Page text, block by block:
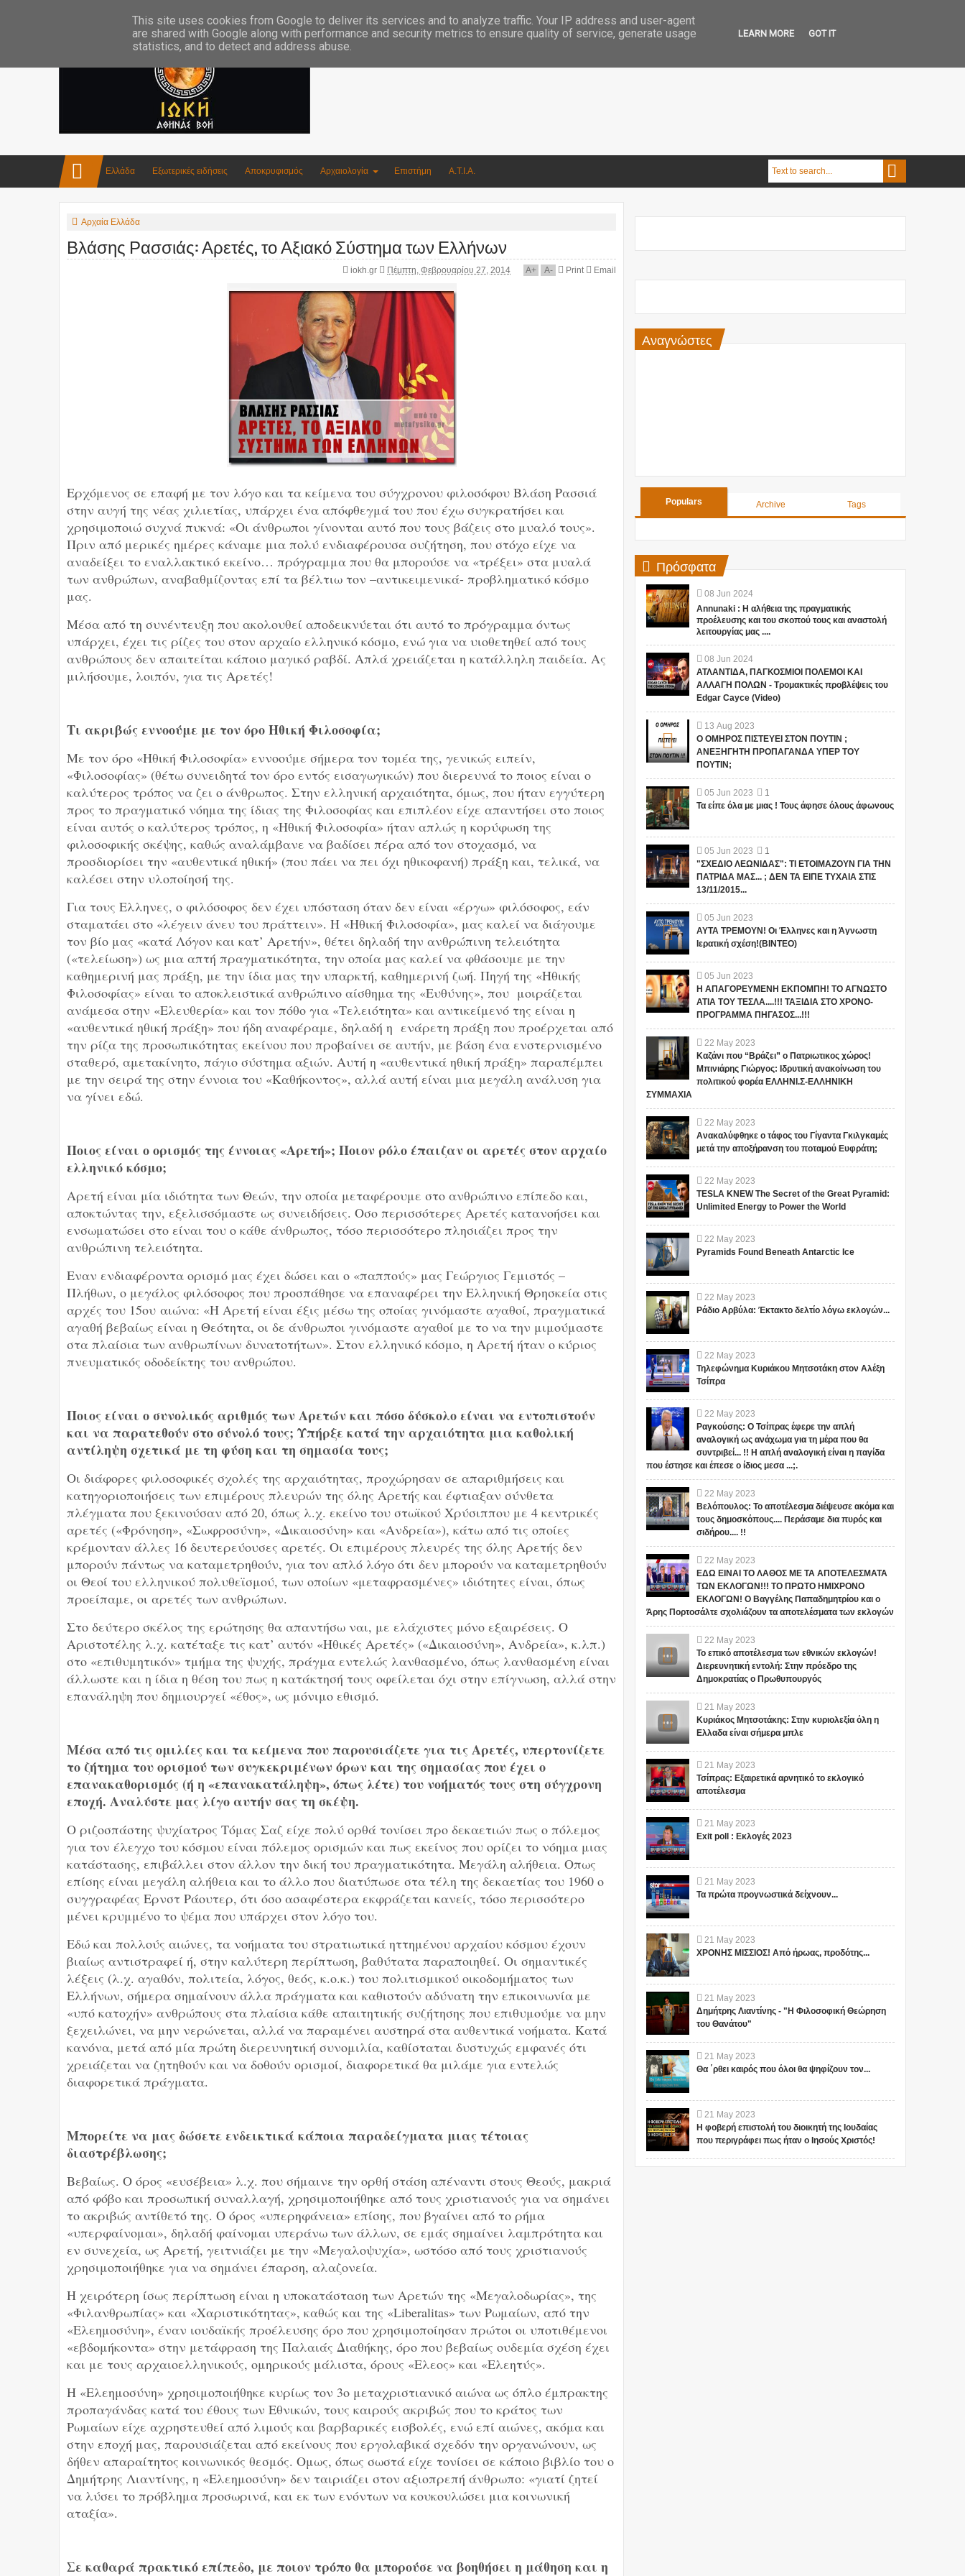
Ελλάδα Εξωτερικές ειδήσεις Αποκρυφισμός Αρχαιολογία Επιστήμη Α.Τ.Ι.Α.
Αρχαία Ελλάδα
Βλάσης Ρασσιάς: Αρετές, το Αξιακό Σύστημα των Ελλήνων
iokh.gr Πέμπτη, Φεβρουαρίου 27, 2014 A+ A- Print Email
Ερχόμενος σε επαφή με τον λόγο και τα κείμενα του σύγχρονου φιλοσόφου Βλάση Ρασσιά
στην αυγή της νέας χιλιετίας, υπάρχει ένα απόφθεγμά του που έχω συγκρατήσει και
χρησιμοποιώ συχνά πυκνά: «Οι άνθρωποι γίνονται αυτό που τους βάζεις στο μυαλό τους».
Πριν από μερικές ημέρες κάναμε μια πολύ ενδιαφέρουσα συζήτηση, που στόχο είχε να
αναδείξει το εναλλακτικό εκείνο… πρόγραμμα που θα μπορούσε να «τρέξει» στα μυαλά
των ανθρώπων, αναβαθμίζοντας επί τα βέλτιω τον –αντικειμενικά- προβληματικό κόσμο
μας.
Μέσα από τη συνέντευξη που ακολουθεί αποδεικνύεται ότι αυτό το πρόγραμμα όντως
υπάρχει, έχει τις ρίζες του στον αρχαίο ελληνικό κόσμο, ενώ για να υιοθετηθεί από τους
ανθρώπους δεν απαιτείται κάποιο μαγικό ραβδί. Απλά χρειάζεται η κατάλληλη παιδεία. Ας
μιλήσουμε, λοιπόν, για τις Αρετές!
Τι ακριβώς εννοούμε με τον όρο Ηθική Φιλοσοφία;
Με τον όρο «Ηθική Φιλοσοφία» εννοούμε σήμερα τον τομέα της, γενικώς ειπείν,
«Φιλοσοφίας» (θέτω συνειδητά τον όρο εντός εισαγωγικών) που διερευνά το ποιος είναι ο
καλύτερος τρόπος να ζει ο άνθρωπος. Στην ελληνική αρχαιότητα, όμως, που ήταν εγγύτερη
προς το πραγματικό νόημα της ίδιας της Φιλοσοφίας και επιπλέον είχε απαντήσει στο ποιος
είναι αυτός ο καλύτερος τρόπος, η «Ηθική Φιλοσοφία» ήταν απλώς η κορύφωση της
φιλοσοφικής σκέψης, καθώς αναλάμβανε να βαδίσει πέρα από τον στοχασμό, να
προσδιορίσει την «αυθεντικά ηθική» (που πάει να πει όχι ηθικοφανή) πράξη και, τελικά, να
καλέσει στην υλοποίησή της.
Για τους Ελληνες, ο φιλόσοφος δεν έχει υπόσταση όταν δεν είναι «έργω» φιλόσοφος, εάν
σταματάει στο «λέγειν άνευ του πράττειν». Η «Ηθική Φιλοσοφία», μας καλεί να διάγουμε
τον βίο μας «κατά Λόγον και κατ’ Αρετήν», θέτει δηλαδή την ανθρώπινη τελειότητα
(«τελείωση») ως μια απτή πραγματικότητα, την οποία μας καλεί να φθάσουμε με την
καθημερινή μας πράξη, με την ίδια μας την υπαρκτή, καθημερινή ζωή. Πηγή της «Ηθικής
Φιλοσοφίας» είναι το αποκλειστικά ανθρώπινο αίσθημα της «Ευθύνης», που μοιράζεται
ανάμεσα στην «Ελευθερία» και τον πόθο για «Τελειότητα» και αντικείμενό της είναι η
«αυθεντικά ηθική πράξη» που ήδη αναφέραμε, δηλαδή η ενάρετη πράξη που προέρχεται από
την ρίζα της προσωπικότητας εκείνου που προβαίνει σε αυτήν, με βάση ένα ενστερνισμένο
σταθερό, αμετακίνητο, πάγιο σύστημα αξιών. Αυτή η «αυθεντικά ηθική πράξη» παραπέμπει
με την σειρά της στην έννοια του «Καθήκοντος», αλλά αυτή είναι μια μεγάλη ανάλυση για
να γίνει εδώ.
Ποιος είναι ο ορισμός της έννοιας «Αρετή»; Ποιον ρόλο έπαιζαν οι αρετές στον αρχαίο
ελληνικό κόσμο;
Αρετή είναι μία ιδιότητα των Θεών, την οποία μεταφέρουμε στο ανθρώπινο επίπεδο και,
αποκτώντας την, εξελισσόμαστε ως συνειδήσεις. Οσο περισσότερες Αρετές κατανοήσει και
ενσωματώσει στο είναι του ο κάθε άνθρωπος, τόσο περισσότερο πλησιάζει προς την
ανθρώπινη τελειότητα.
Εναν ενδιαφέροντα ορισμό μας έχει δώσει και ο «παππούς» μας Γεώργιος Γεμιστός –
Πλήθων, ο μεγάλος φιλόσοφος που προσπάθησε να επαναφέρει την Ελληνική Θρησκεία στις
αρχές του 15ου αιώνα: «Η Αρετή είναι έξις μέσω της οποίας γινόμαστε αγαθοί, πραγματικά
αγαθή βεβαίως είναι η Θεότητα, οι δε άνθρωποι γινόμαστε αγαθοί με το να την μιμούμαστε
στα πλαίσια των ανθρωπίνων δυνατοτήτων». Στον ελληνικό κόσμο, η Αρετή ήταν ο κύριος
πνευματικός οδοδείκτης του ανθρώπου.
Ποιος είναι ο συνολικός αριθμός των Αρετών και πόσο δύσκολο είναι να εντοπιστούν
και να παρατεθούν στο σύνολό τους; Υπήρξε κατά την αρχαιότητα μια καθολική
αντίληψη σχετικά με τη φύση και τη σημασία τους;
Οι διάφορες φιλοσοφικές σχολές της αρχαιότητας, προχώρησαν σε απαριθμήσεις και
κατηγοριοποιήσεις των επιμέρους πλευρών της όλης Αρετής και έφτιαξαν σύνθετα
πλέγματα που ξεκινούσαν από 20, όπως λ.χ. εκείνο του στωϊκού Χρύσιππου με 4 κεντρικές
αρετές («Φρόνηση», «Σωφροσύνη», «Δικαιοσύνη» και «Ανδρεία»), κάτω από τις οποίες
κρέμονταν άλλες 16 δευτερεύουσες αρετές. Οι επιμέρους πλευρές της όλης Αρετής δεν
μπορούν πάντως να καταμετρηθούν, για τον απλό λόγο ότι δεν μπορούν να καταμετρηθούν
οι Θεοί του ελληνικού πολυθεϊσμού, των οποίων «μεταφρασμένες» ιδιότητες είναι, όπως
προείπαμε, οι αρετές των ανθρώπων.
Στο δεύτερο σκέλος της ερώτησης θα απαντήσω ναι, με ελάχιστες μόνο εξαιρέσεις. Ο
Αριστοτέλης λ.χ. κατέταξε τις κατ’ αυτόν «Ηθικές Αρετές» («Δικαιοσύνη», Ανδρεία», κ.λπ.)
στο «επιθυμητικόν» τμήμα της ψυχής, πράγμα εντελώς λανθασμένο, όπως λανθασμένη είναι
άλλωστε και η ίδια η θέση του πως η κατάκτησή τους οφείλεται όχι στην επίγνωση, αλλά στην
επανάληψη που δημιουργεί «έθος», ως μόνιμο εθισμό.
Μέσα από τις ομιλίες και τα κείμενα που παρουσιάζετε για τις Αρετές, υπερτονίζετε
το ζήτημα του ορισμού των συγκεκριμένων όρων και της σημασίας που έχει ο
επανακαθορισμός (ή η «επανακατάληψη», όπως λέτε) του νοήματός τους στη σύγχρονη
εποχή. Αναλύστε μας λίγο αυτήν σας τη σκέψη.
Ο ριζοσπάστης ψυχίατρος Τόμας Σαζ είχε πολύ ορθά τονίσει προ δεκαετιών πως ο πόλεμος
για τον έλεγχο του κόσμου είναι πόλεμος ορισμών και πως εκείνος που ορίζει το νόημα μιας
κατάστασης, επιβάλλει στον άλλον την δική του πραγματικότητα. Μεγάλη αλήθεια. Οπως
επίσης είναι μεγάλη αλήθεια και το άλλο που διατύπωσε στα τέλη της δεκαετίας του 1960 ο
συγγραφέας Ερνστ Ράουτερ, ότι όσο ασαφέστερα εκφράζεται κανείς, τόσο περισσότερο
μένει κρυμμένο το ψέμα που υπάρχει στον λόγο του.
Εδώ και πολλούς αιώνες, τα νοήματα του στρατιωτικά ηττημένου αρχαίου κόσμου έχουν
βιαίως αντιστραφεί ή, στην καλύτερη περίπτωση, βαθύτατα παραποιηθεί. Οι σημαντικές
λέξεις (λ.χ. αγαθόν, πολιτεία, λόγος, θεός, κ.ο.κ.) του πολιτισμικού οικοδομήματος των
Ελλήνων, σήμερα σημαίνουν άλλα πράγματα και καθιστούν αδύνατη την επικοινωνία με
«υπό κατοχήν» ανθρώπους στα πλαίσια κάθε απαιτητικής συζήτησης που επιθυμούμε να μην
ξεχειλώνει, να μην νερώνεται, αλλά να παραμένει αυστηρά στα αυθεντικά νοήματα. Κατά
κανόνα, μετά από μία πρώτη διερευνητική συνομιλία, καθίσταται δυστυχώς εμφανές ότι
χρειάζεται να ζητηθούν και να δοθούν ορισμοί, διαφορετικά θα μιλάμε για εντελώς
διαφορετικά πράγματα.
Μπορείτε να μας δώσετε ενδεικτικά κάποια παραδείγματα μιας τέτοιας
διαστρέβλωσης;
Βεβαίως. Ο όρος «ευσέβεια» λ.χ. που σήμαινε την ορθή στάση απέναντι στους Θεούς, μακριά
από φόβο και προσωπική συναλλαγή, χρησιμοποιήθηκε από τους χριστιανούς για να σημάνει
το ακριβώς αντίθετό της. Ο όρος «υπερηφάνεια» επίσης, που βγαίνει από το ρήμα
«υπερφαίνομαι», δηλαδή φαίνομαι υπεράνω των άλλων, σε εμάς σημαίνει λαμπρότητα και
εν συνεχεία, ως Αρετή, γειτνιάζει με την «Μεγαλοψυχία», ωστόσο από τους χριστιανούς
χρησιμοποιήθηκε για να σημάνει έπαρση, αλαζονεία.
Η χειρότερη ίσως περίπτωση είναι η υποκατάσταση των Αρετών της «Μεγαλοδωρίας», της
«Φιλανθρωπίας» και «Χαριστικότητας», καθώς και της «Liberalitas» των Ρωμαίων, από την
«Ελεημοσύνη», έναν ιουδαϊκής προέλευσης όρο που χρησιμοποίησαν πρώτοι οι υποτιθέμενοι
«εβδομήκοντα» στην μετάφραση της Παλαιάς Διαθήκης, όρο που βεβαίως ουδεμία σχέση έχει
και με τους αρχαιοελληνικούς, ομηρικούς μάλιστα, όρους «Ελεος» και «Ελεητύς».
Η «Ελεημοσύνη» χρησιμοποιήθηκε κυρίως τον 3ο μεταχριστιανικό αιώνα ως όπλο έμπρακτης
προπαγάνδας κατά του έθους των Εθνικών, τους καιρούς ακριβώς που το κράτος των
Ρωμαίων είχε αχρηστευθεί από λιμούς και βαρβαρικές εισβολές, ενώ επί αιώνες, ακόμα και
στην εποχή μας, παρουσιάζεται από εκείνους που εργολαβικά σχεδόν την οργανώνουν, ως
δήθεν απαραίτητος κοινωνικός θεσμός. Ομως, όπως σωστά είχε τονίσει σε κάποιο βιβλίο του ο
Δημήτρης Λιαντίνης, η «Ελεημοσύνη» δεν ταιριάζει στον αξιοπρεπή άνθρωπο: «γιατί ζητεί
να λύσει το πρόβλημα προσωρινά, και εκ των ενόντων να κουκουλώσει μια κοινωνική
αταξία».
Σε καθαρά πρακτικό επίπεδο, με ποιον τρόπο θα μπορούσε να βοηθήσει η μάθηση και η
Αναγνώστες
Populars Archive Tags
Πρόσφατα
08 Jun 2024
Annunaki : Η αλήθεια της πραγματικής
προέλευσης και του σκοπού τους και αναστολή
λειτουργίας μας ....
08 Jun 2024
ΑΤΛΑΝΤΙΔΑ, ΠΑΓΚΟΣΜΙΟΙ ΠΟΛΕΜΟΙ ΚΑΙ
ΑΛΛΑΓΗ ΠΟΛΩΝ - Τρομακτικές προβλέψεις του
Edgar Cayce (Video)
13 Aug 2023
Ο ΟΜΗΡΟΣ ΠΙΣΤΕΥΕΙ ΣΤΟΝ ΠΟΥΤΙΝ ;
ΑΝΕΞΗΓΗΤΗ ΠΡΟΠΑΓΑΝΔΑ ΥΠΕΡ ΤΟΥ
ΠΟΥΤΙΝ;
05 Jun 2023
1
Τα είπε όλα με μιας ! Τους άφησε όλους άφωνους
05 Jun 2023
1
"ΣΧΕΔΙΟ ΛΕΩΝΙΔΑΣ": ΤΙ ΕΤΟΙΜΑΖΟΥΝ ΓΙΑ ΤΗΝ
ΠΑΤΡΙΔΑ ΜΑΣ... ; ΔΕΝ ΤΑ ΕΙΠΕ ΤΥΧΑΙΑ ΣΤΙΣ
13/11/2015...
05 Jun 2023
ΑΥΤΑ ΤΡΕΜΟΥΝ! Οι Έλληνες και η Άγνωστη
Ιερατική σχέση!(ΒΙΝΤΕΟ)
05 Jun 2023
Η ΑΠΑΓΟΡΕΥΜΕΝΗ ΕΚΠΟΜΠΗ! ΤΟ ΑΓΝΩΣΤΟ
ΑΤΙΑ ΤΟΥ ΤΕΣΛΑ....!!! ΤΑΞΙΔΙΑ ΣΤΟ ΧΡΟΝΟ-
ΠΡΟΓΡΑΜΜΑ ΠΗΓΑΣΟΣ...!!!
22 May 2023
Καζάνι που “Βράζει” ο Πατριωτικος χώρος!
Μπινιάρης Γιώργος: Ιδρυτική ανακοίνωση του
πολιτικού φορέα ΕΛΛΗΝΙ.Σ-ΕΛΛΗΝΙΚΗ
ΣΥΜΜΑΧΙΑ
22 May 2023
Ανακαλύφθηκε ο τάφος του Γίγαντα Γκιλγκαμές
μετά την αποξήρανση του ποταμού Ευφράτη;
22 May 2023
TESLA KNEW The Secret of the Great Pyramid:
Unlimited Energy to Power the World
22 May 2023
Pyramids Found Beneath Antarctic Ice
22 May 2023
Ράδιο Αρβύλα: Έκτακτο δελτίο λόγω εκλογών...
22 May 2023
Τηλεφώνημα Κυριάκου Μητσοτάκη στον Αλέξη
Τσίπρα
22 May 2023
Ραγκούσης: Ο Τσίπρας έφερε την απλή
αναλογική ως ανάχωμα για τη μέρα που θα
συντριβεί... !! Η απλή αναλογική είναι η παγίδα
που έστησε και έπεσε ο ίδιος μεσα ...;.
22 May 2023
Βελόπουλος: Το αποτέλεσμα διέψευσε ακόμα και
τους δημοσκόπους.... Περάσαμε δια πυρός και
σιδήρου.... !!
22 May 2023
ΕΔΩ ΕΙΝΑΙ ΤΟ ΛΑΘΟΣ ΜΕ ΤΑ ΑΠΟΤΕΛΕΣΜΑΤΑ
ΤΩΝ ΕΚΛΟΓΩΝ!!! ΤΟ ΠΡΩΤΟ ΗΜΙΧΡΟΝΟ
ΕΚΛΟΓΩΝ! Ο Βαγγέλης Παπαδημητρίου και ο
Άρης Πορτοσάλτε σχολιάζουν τα αποτελέσματα των εκλογών
22 May 2023
Το επικό αποτέλεσμα των εθνικών εκλογών!
Διερευνητική εντολή: Στην πρόεδρο της
Δημοκρατίας ο Πρωθυπουργός
21 May 2023
Κυριάκος Μητσοτάκης: Στην κυριολεξία όλη η
Ελλαδα είναι σήμερα μπλε
21 May 2023
Τσίπρας: Εξαιρετικά αρνητικό το εκλογικό
αποτέλεσμα
21 May 2023
Exit poll : Εκλογές 2023
21 May 2023
Τα πρώτα προγνωστικά δείχνουν...
21 May 2023
ΧΡΟΝΗΣ ΜΙΣΣΙΟΣ! Από ήρωας, προδότης...
21 May 2023
Δημήτρης Λιαντίνης - "Η Φιλοσοφική Θεώρηση
του Θανάτου"
21 May 2023
Θα ΄ρθει καιρός που όλοι θα ψηφίζουν τον...
21 May 2023
Η φοβερή επιστολή του διοικητή της Ιουδαίας
που περιγράφει πως ήταν ο Ιησούς Χριστός!
This site uses cookies from Google to deliver its services and to analyze traffic. Your IP address and user-agent
are shared with Google along with performance and security metrics to ensure quality of service, generate usage
statistics, and to detect and address abuse.
LEARN MORE GOT IT